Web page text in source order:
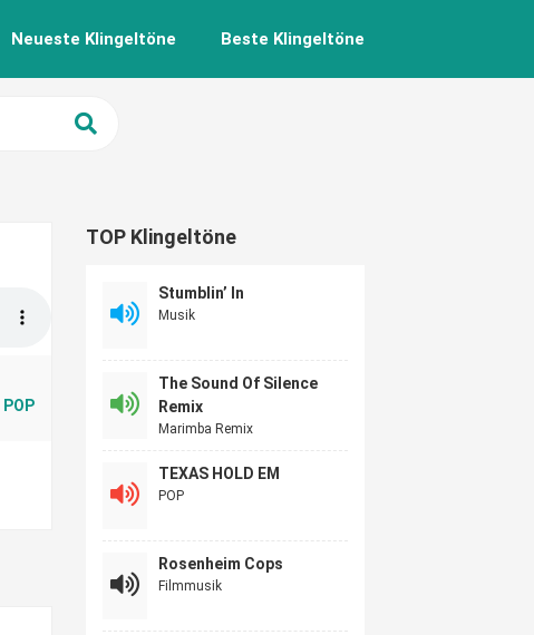
Neueste Klingeltöne Beste Klingeltöne
POP
TOP Klingeltöne
Stumblin’ In
Musik
The Sound Of Silence
Remix
Marimba Remix
TEXAS HOLD EM
POP
Rosenheim Cops
Filmmusik